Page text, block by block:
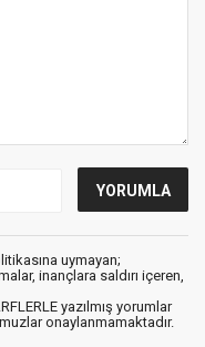
uymayan;
inançlara saldırı içeren,
yazılmış yorumlar
onaylanmamaktadır.